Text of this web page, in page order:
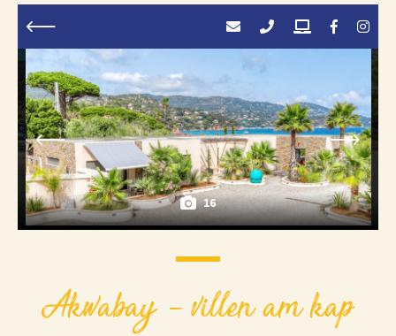
16
akwabay – villen am kap